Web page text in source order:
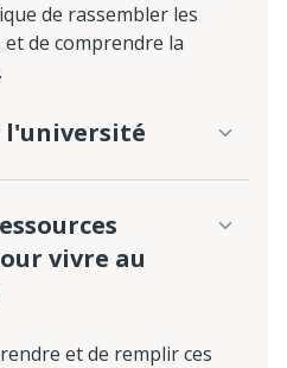
de rassembler les
de comprendre la
l'université
vivre au
et de remplir ces